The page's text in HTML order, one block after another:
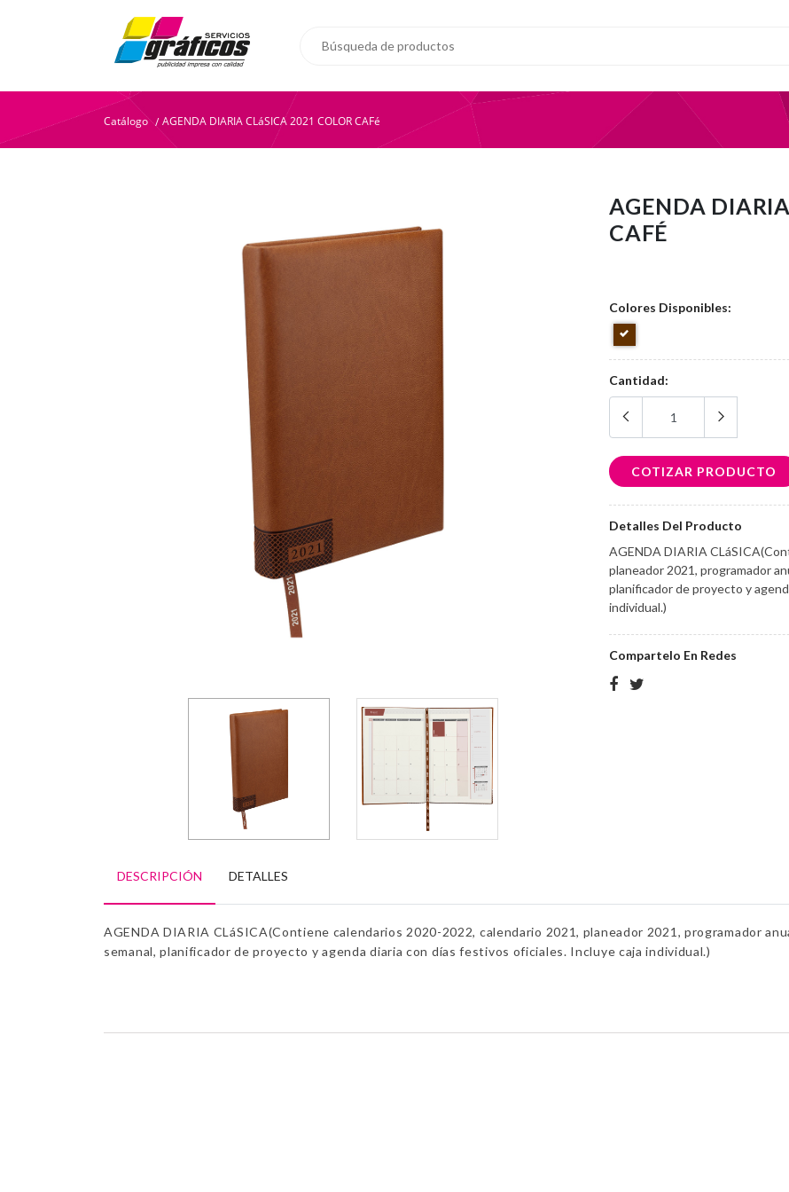
Catálogo / AGENDA DIARIA CLáSICA 2021 COLOR CAFé
AGENDA
CAFÉ
Colores Disponibles:
Cantidad:
COTIZAR PRODUCTO
Detalles Del Producto
AGENDA DIARIA
planeador 2021, programador
planificador de proyecto y
individual.)
Compartelo En Redes
DESCRIPCIÓN DETALLES
AGENDA DIARIA CLáSICA(Contiene calendarios 2020-2022, calendario 2021, planeador 2021, programador
semanal, planificador de proyecto y agenda diaria con días festivos oficiales. Incluye caja individual.)